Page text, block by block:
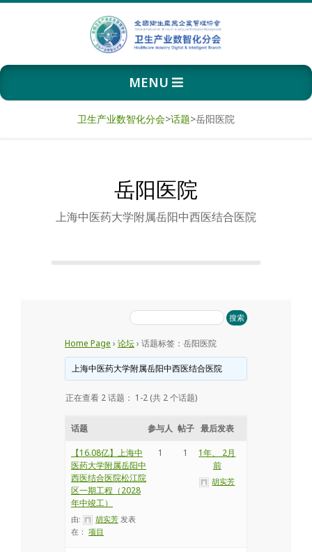
卫
生
Primary
Navigation
MENU
卫生产业数智化分会>话题>岳阳医院
岳阳医院
上海中医药大学附属岳阳中西医结合医院
Home Page › 论坛› 话题标签：岳阳医院
上海中医药大学附属岳阳中西医结合医院
正在查看 2 话题： 1-2 (共 2 个话题)
话题 参与人 帖子 最后发表
【16.08亿】上海中
医药大学附属岳阳中
西医结合医院松江院
区一期工程（2028
年中竣工）
由: 胡实芳 发表
在： 项目
1 1
1年、 2月
前
胡实芳